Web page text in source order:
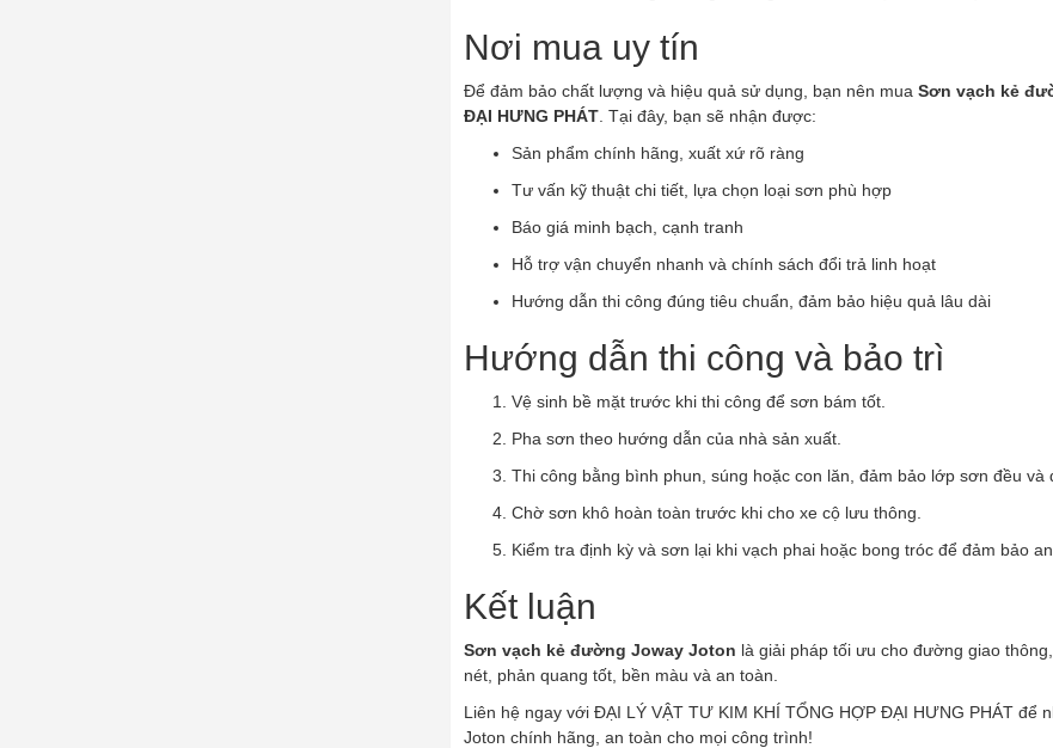
Nơi mua uy tín
Để đảm bảo chất lượng và hiệu quả sử dụng, bạn nên mua Sơn vạch kẻ
ĐẠI HƯNG PHÁT . Tại đây, bạn sẽ nhận được:
Sản phẩm chính hãng, xuất xứ rõ ràng
Tư vấn kỹ thuật chi tiết, lựa chọn loại sơn phù hợp
Báo giá minh bạch, cạnh tranh
Hỗ trợ vận chuyển nhanh và chính sách đổi trả linh hoạt
Hướng dẫn thi công đúng tiêu chuẩn, đảm bảo hiệu quả lâu dài
Hướng dẫn thi công và bảo trì
Vệ sinh bề mặt trước khi thi công để sơn bám tốt.
Pha sơn theo hướng dẫn của nhà sản xuất.
Thi công bằng bình phun, súng hoặc con lăn, đảm bảo lớp sơn đều và
Chờ sơn khô hoàn toàn trước khi cho xe cộ lưu thông.
Kiểm tra định kỳ và sơn lại khi vạch phai hoặc bong tróc để đảm bảo an
Kết luận
Sơn vạch kẻ đường Joway Joton là giải pháp tối ưu cho đường giao
nét, phản quang tốt, bền màu và an toàn.
Liên hệ ngay với ĐẠI LÝ VẬT TƯ KIM KHÍ TỔNG HỢP ĐẠI HƯNG PHÁT để
Joton chính hãng, an toàn cho mọi công trình!